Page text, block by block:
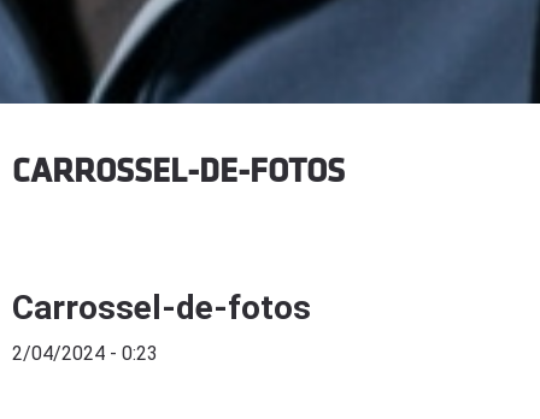
CARROSSEL-DE-FOTOS
Carrossel-de-fotos
2/04/2024 - 0:23